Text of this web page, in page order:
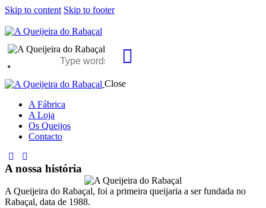
Skip to content Skip to footer
Close
A Fábrica
A Loja
Os Queijos
Contacto
A nossa história
A Queijeira do Rabaçal, foi a primeira queijaria a ser fundada no
Rabaçal, data de 1988.